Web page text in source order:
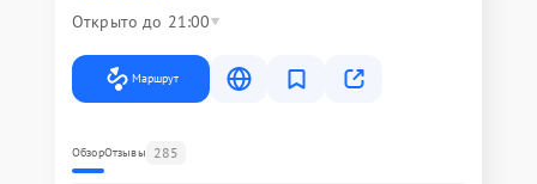
Открыто до 21:00
Маршрут
ОбзорОтзывы 285